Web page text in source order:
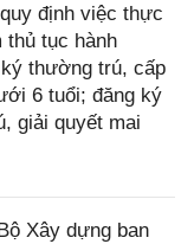
định việc thực
thủ tục hành
thường trú, cấp
6 tuổi; đăng ký
giải quyết mai
Xây dựng ban